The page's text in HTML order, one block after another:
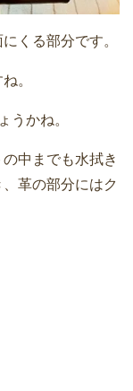
くる部分です。
。
うかね。
中までも水拭き
革の部分にはク